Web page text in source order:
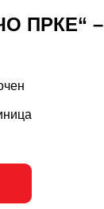
ПРКЕ“ –